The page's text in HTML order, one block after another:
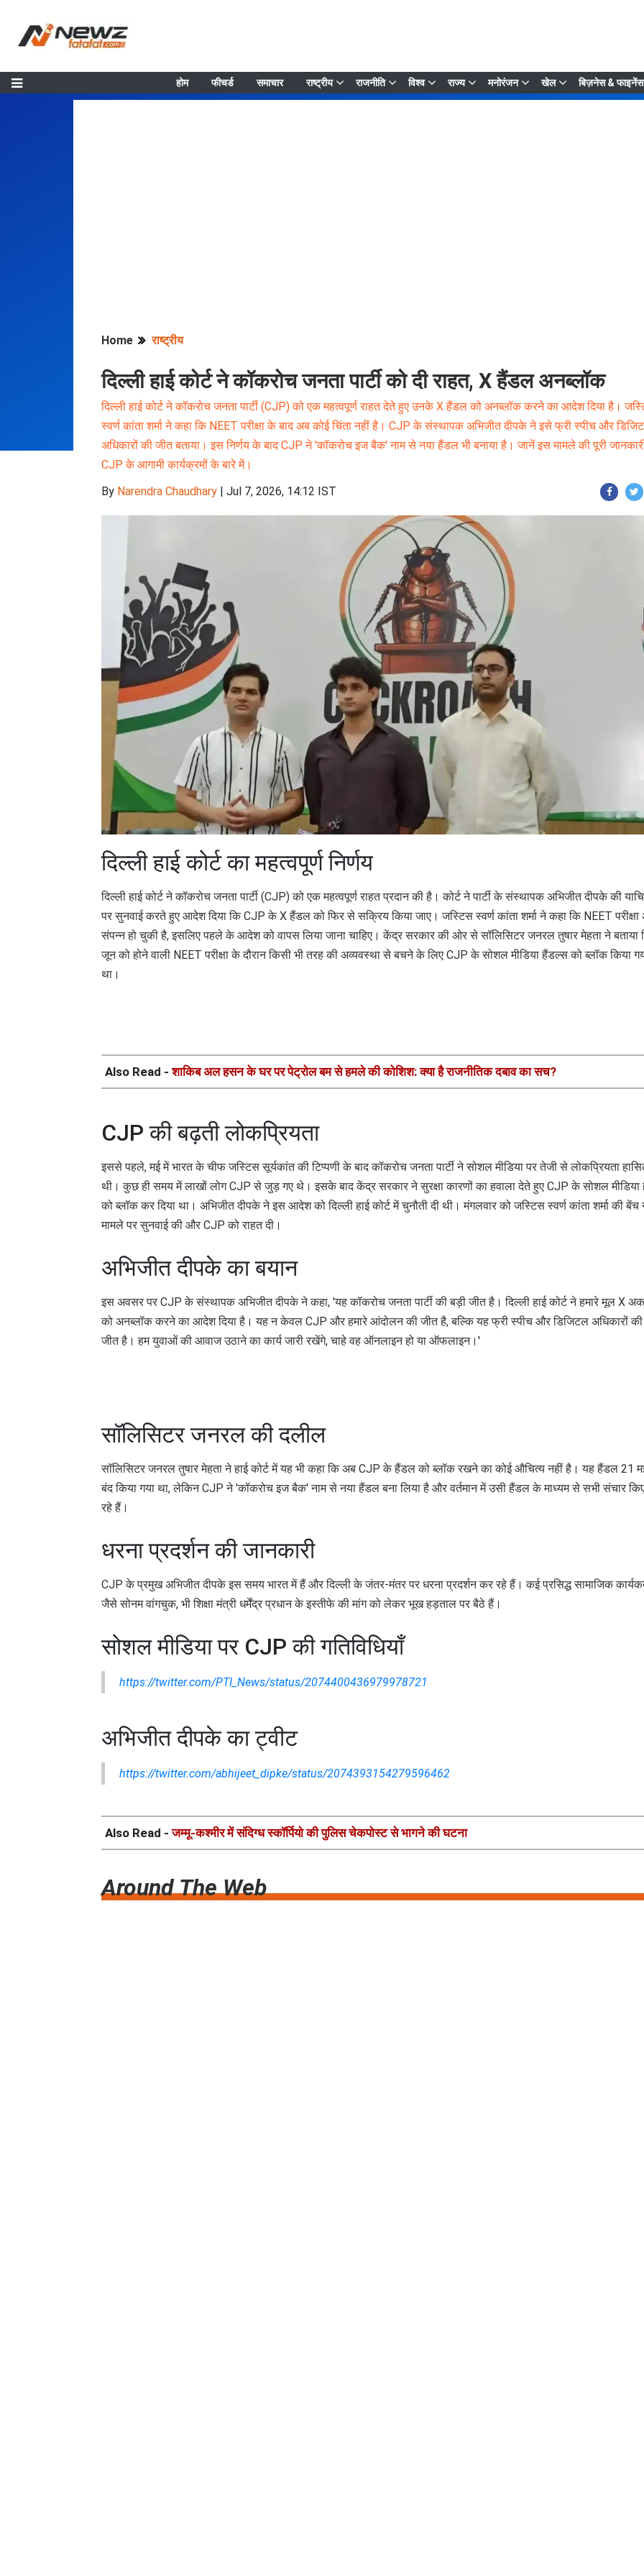
होम फीचर्ड समाचार राष्ट्रीय राजनीति विश्व राज्य मनोरंजन खेल बिज़नेस & फाइनेंस
Home राष्ट्रीय
दिल्ली हाई कोर्ट ने कॉकरोच जनता पार्टी को दी राहत, X हैंडल अनब्लॉक
दिल्ली हाई कोर्ट ने कॉकरोच जनता पार्टी (CJP) को एक महत्वपूर्ण राहत देते हुए उनके X हैंडल को अनब्लॉक करने का आदेश दिया है।
स्वर्ण कांता शर्मा ने कहा कि NEET परीक्षा के बाद अब कोई चिंता नहीं है। CJP के संस्थापक अभिजीत दीपके ने इसे फ्री स्पीच और
अधिकारों की जीत बताया। इस निर्णय के बाद CJP ने 'कॉकरोच इज बैक' नाम से नया हैंडल भी बनाया है। जानें इस मामले की पूरी
CJP के आगामी कार्यक्रमों के बारे में।
By Narendra Chaudhary | Jul 7, 2026, 14:12 IST
दिल्ली हाई कोर्ट का महत्वपूर्ण निर्णय
दिल्ली हाई कोर्ट ने कॉकरोच जनता पार्टी (CJP) को एक महत्वपूर्ण राहत प्रदान की है। कोर्ट ने पार्टी के संस्थापक अभिजीत दीपके की
पर सुनवाई करते हुए आदेश दिया कि CJP के X हैंडल को फिर से सक्रिय किया जाए। जस्टिस स्वर्ण कांता शर्मा ने कहा कि NEET परीक्षा
संपन्न हो चुकी है, इसलिए पहले के आदेश को वापस लिया जाना चाहिए। केंद्र सरकार की ओर से सॉलिसिटर जनरल तुषार मेहता ने बताया
जून को होने वाली NEET परीक्षा के दौरान किसी भी तरह की अव्यवस्था से बचने के लिए CJP के सोशल मीडिया हैंडल्स को ब्लॉक किया
था।
Also Read -शाकिब अल हसन के घर पर पेट्रोल बम से हमले की कोशिश: क्या है राजनीतिक दबाव का सच?
CJP की बढ़ती लोकप्रियता
इससे पहले, मई में भारत के चीफ जस्टिस सूर्यकांत की टिप्पणी के बाद कॉकरोच जनता पार्टी ने सोशल मीडिया पर तेजी से लोकप्रियता
थी। कुछ ही समय में लाखों लोग CJP से जुड़ गए थे। इसके बाद केंद्र सरकार ने सुरक्षा कारणों का हवाला देते हुए CJP के सोशल
को ब्लॉक कर दिया था। अभिजीत दीपके ने इस आदेश को दिल्ली हाई कोर्ट में चुनौती दी थी। मंगलवार को जस्टिस स्वर्ण कांता शर्मा की
मामले पर सुनवाई की और CJP को राहत दी।
अभिजीत दीपके का बयान
इस अवसर पर CJP के संस्थापक अभिजीत दीपके ने कहा, 'यह कॉकरोच जनता पार्टी की बड़ी जीत है। दिल्ली हाई कोर्ट ने हमारे मूल X
को अनब्लॉक करने का आदेश दिया है। यह न केवल CJP और हमारे आंदोलन की जीत है, बल्कि यह फ्री स्पीच और डिजिटल अधिकारों की
जीत है। हम युवाओं की आवाज उठाने का कार्य जारी रखेंगे, चाहे वह ऑनलाइन हो या ऑफलाइन।'
सॉलिसिटर जनरल की दलील
सॉलिसिटर जनरल तुषार मेहता ने हाई कोर्ट में यह भी कहा कि अब CJP के हैंडल को ब्लॉक रखने का कोई औचित्य नहीं है। यह हैंडल 21
बंद किया गया था, लेकिन CJP ने 'कॉकरोच इज बैक' नाम से नया हैंडल बना लिया है और वर्तमान में उसी हैंडल के माध्यम से सभी संचार
रहे हैं।
धरना प्रदर्शन की जानकारी
CJP के प्रमुख अभिजीत दीपके इस समय भारत में हैं और दिल्ली के जंतर-मंतर पर धरना प्रदर्शन कर रहे हैं। कई प्रसिद्ध सामाजिक
जैसे सोनम वांगचुक, भी शिक्षा मंत्री धर्मेंद्र प्रधान के इस्तीफे की मांग को लेकर भूख हड़ताल पर बैठे हैं।
सोशल मीडिया पर CJP की गतिविधियाँ
https://twitter.com/PTI_News/status/2074400436979978721
अभिजीत दीपके का ट्वीट
https://twitter.com/abhijeet_dipke/status/2074393154279596462
Also Read -जम्मू-कश्मीर में संदिग्ध स्कॉर्पियो की पुलिस चेकपोस्ट से भागने की घटना
Around The Web